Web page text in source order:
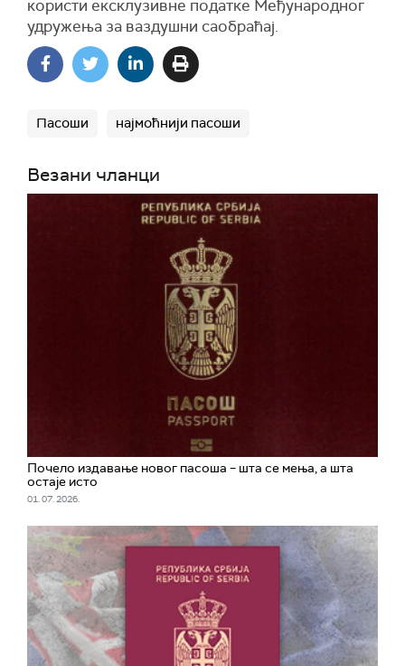
користи ексклузивне податке Међународног
удружења за ваздушни саобраћај.
Пасоши најмоћнији пасоши
Везани чланци
Почело издавање новог пасоша – шта се мења, а шта
остаје исто
01. 07. 2026.